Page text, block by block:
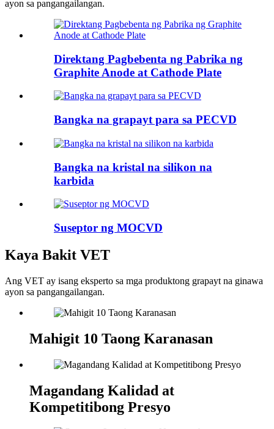
ayon sa pangangailangan.
Direktang Pagbebenta ng Pabrika ng
Graphite Anode at Cathode Plate
Bangka na grapayt para sa PECVD
Bangka na kristal na silikon na
karbida
Suseptor ng MOCVD
Kaya Bakit VET
Ang VET ay isang eksperto sa mga produktong grapayt na ginawa
ayon sa pangangailangan.
Mahigit 10 Taong Karanasan
Magandang Kalidad at
Kompetitibong Presyo